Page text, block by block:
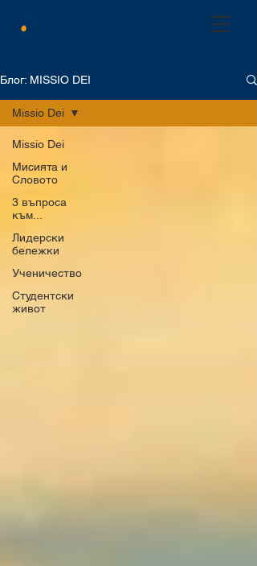
Блог: MISSIO DEI
Missio Dei
Мисията и
Словото
3 въпроса
към...
Лидерски
бележки
Ученичество
Студентски
живот
Missio Dei